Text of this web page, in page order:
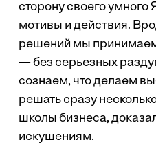
сторону своего умного
мотивы и действия.
решений мы принимаем
— без серьезных
сознаем, что делаем
решать сразу
школы бизнеса,
искушениям.